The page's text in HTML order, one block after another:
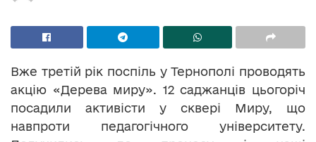
Вже третій рік поспіль у Тернополі проводять
акцію «Дерева миру». 12 саджанців цьогоріч
посадили активісти у сквері Миру, що
навпроти педагогічного університету.